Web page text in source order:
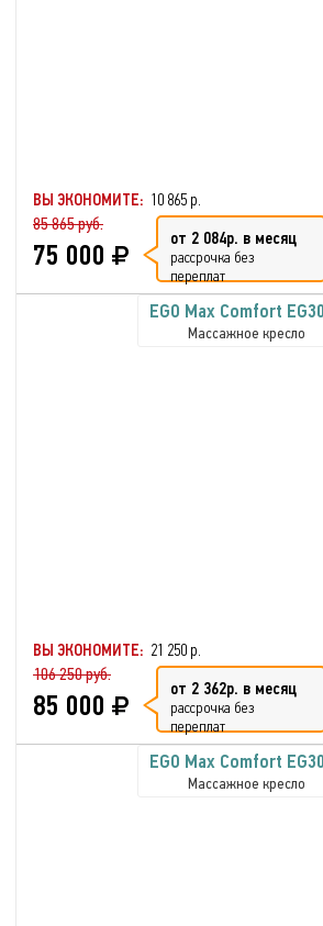
ВЫ ЭКОНОМИТЕ: 10 865 р.
85 865 руб.
75 000 от 2 084р. в месяц
рассрочка без
переплат
EGO Max Comfort
Массажное кресло
ВЫ ЭКОНОМИТЕ: 21 250 р.
106 250 руб.
85 000 от 2 362р. в месяц
рассрочка без
переплат
EGO Max Comfort
Массажное кресло